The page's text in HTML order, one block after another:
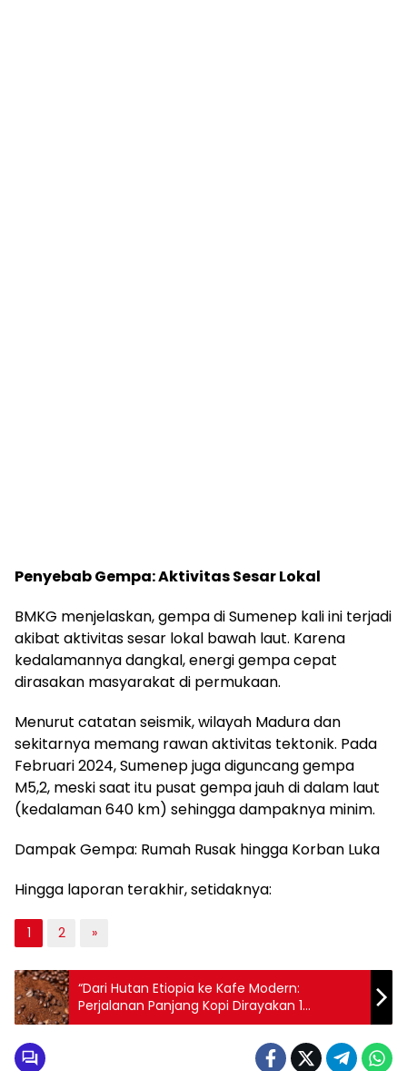
Penyebab Gempa: Aktivitas Sesar Lokal
BMKG menjelaskan, gempa di Sumenep kali ini terjadi
akibat aktivitas sesar lokal bawah laut. Karena
kedalamannya dangkal, energi gempa cepat
dirasakan masyarakat di permukaan.
Menurut catatan seismik, wilayah Madura dan
sekitarnya memang rawan aktivitas tektonik. Pada
Februari 2024, Sumenep juga diguncang gempa
M5,2, meski saat itu pusat gempa jauh di dalam laut
(kedalaman 640 km) sehingga dampaknya minim.
Dampak Gempa: Rumah Rusak hingga Korban Luka
Hingga laporan terakhir, setidaknya:
1 2 »
“Dari Hutan Etiopia ke Kafe Modern:
Perjalanan Panjang Kopi Dirayakan 1
Oktober”